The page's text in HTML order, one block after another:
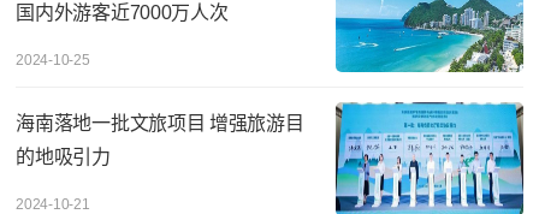
国内外游客近7000万人次
2024-10-25
海南落地一批文旅项目 增强旅游目
的地吸引力
2024-10-21